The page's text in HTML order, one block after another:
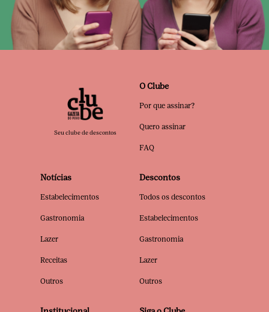
Seu clube de descontos
O Clube
Por que assinar?
Quero assinar
FAQ
Notícias
Estabelecimentos
Gastronomia
Lazer
Receitas
Outros
Descontos
Todos os descontos
Estabelecimentos
Gastronomia
Lazer
Outros